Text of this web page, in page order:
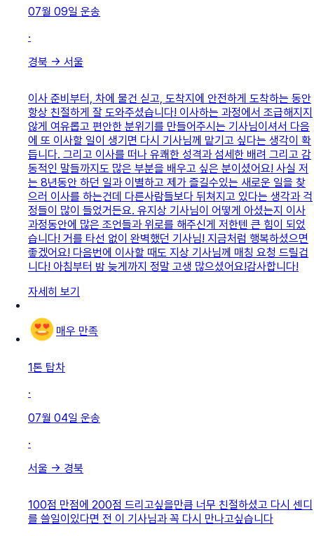
07월 09일 운송
·
경북 → 서울
이사 준비부터, 차에 물건 싣고, 도착지에 안전하게 도착하는 동안
항상 친절하게 잘 도와주셨습니다! 이사하는 과정에서 조급해지지
않게 여유롭고 편안한 분위기를 만들어주시는 기사님이셔서 다음
에 또 이사할 일이 생기면 다시 기사님께 맡기고 싶다는 생각이 확
듭니다. 그리고 이사를 떠나 유쾌한 성격과 섬세한 배려 그리고 감
동적인 말들까지도 많은 부분을 배우고 싶은 분이셨어요! 사실 저
는 8년동안 하던 일과 이별하고 제가 즐길수있는 새로운 일을 찾
으러 이사를 하는건데 다른사람들보다 뒤쳐지고 있다는 생각과 걱
정들이 많이 들었거든요. 유지상 기사님이 어떻게 아셨는지 이사
과정동안에 많은 조언들과 위로를 해주신게 저한텐 큰 힘이 되었
습니다! 거를 타선 없이 완벽했던 기사님! 지금처럼 행복하셨으면
좋겠어요! 다음번에 이사할 때도 지상 기사님께 매칭 요청 드릴겁
니다! 아침부터 밤 늦게까지 정말 고생 많으셨어요!감사합니다!
자세히 보기
매우 만족
1톤 탑차
·
07월 04일 운송
·
서울 → 경북
100점 만점에 200점 드리고싶을만큼 너무 친절하셨고 다시 센디
를 쓸일이있다면 전 이 기사님과 꼭 다시 만나고싶습니다